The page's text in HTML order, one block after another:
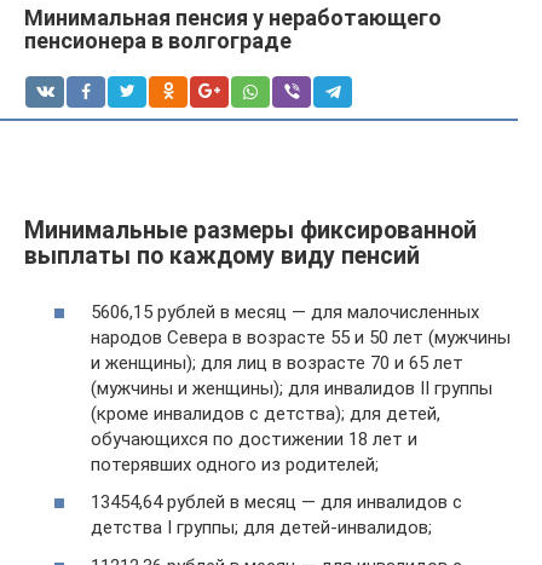
Минимальная пенсия у неработающего
пенсионера в волгограде
Минимальные размеры фиксированной
выплаты по каждому виду пенсий
5606,15 рублей в месяц — для малочисленных
народов Севера в возрасте 55 и 50 лет (мужчины
и женщины); для лиц в возрасте 70 и 65 лет
(мужчины и женщины); для инвалидов II группы
(кроме инвалидов с детства); для детей,
обучающихся по достижении 18 лет и
потерявших одного из родителей;
13454,64 рублей в месяц — для инвалидов с
детства I группы; для детей-инвалидов;